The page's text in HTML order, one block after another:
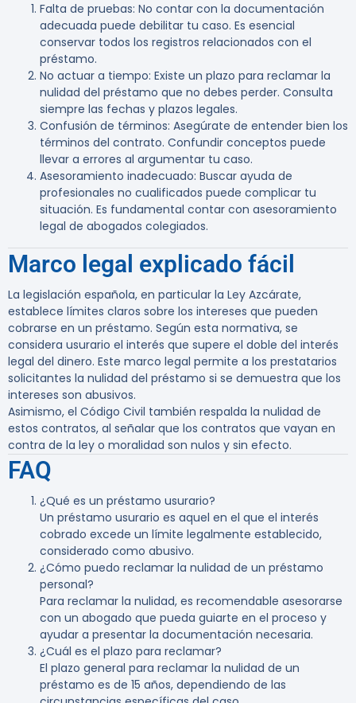
Falta de pruebas: No contar con la documentación
adecuada puede debilitar tu caso. Es esencial
conservar todos los registros relacionados con el
préstamo.
No actuar a tiempo: Existe un plazo para reclamar la
nulidad del préstamo que no debes perder. Consulta
siempre las fechas y plazos legales.
Confusión de términos: Asegúrate de entender bien los
términos del contrato. Confundir conceptos puede
llevar a errores al argumentar tu caso.
Asesoramiento inadecuado: Buscar ayuda de
profesionales no cualificados puede complicar tu
situación. Es fundamental contar con asesoramiento
legal de abogados colegiados.
Marco legal explicado fácil
La legislación española, en particular la Ley Azcárate,
establece límites claros sobre los intereses que pueden
cobrarse en un préstamo. Según esta normativa, se
considera usurario el interés que supere el doble del interés
legal del dinero. Este marco legal permite a los prestatarios
solicitantes la nulidad del préstamo si se demuestra que los
intereses son abusivos.
Asimismo, el Código Civil también respalda la nulidad de
estos contratos, al señalar que los contratos que vayan en
contra de la ley o moralidad son nulos y sin efecto.
FAQ
¿Qué es un préstamo usurario?
Un préstamo usurario es aquel en el que el interés
cobrado excede un límite legalmente establecido,
considerado como abusivo.
¿Cómo puedo reclamar la nulidad de un préstamo
personal?
Para reclamar la nulidad, es recomendable asesorarse
con un abogado que pueda guiarte en el proceso y
ayudar a presentar la documentación necesaria.
¿Cuál es el plazo para reclamar?
El plazo general para reclamar la nulidad de un
préstamo es de 15 años, dependiendo de las